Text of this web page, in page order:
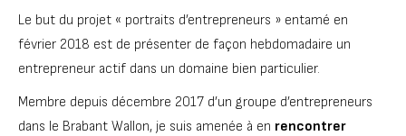
Le but du projet « portraits d’entrepreneurs » entamé en
février 2018 est de présenter de façon hebdomadaire un
entrepreneur actif dans un domaine bien particulier.
Membre depuis décembre 2017 d’un groupe d’entrepreneurs
dans le Brabant Wallon, je suis amenée à en rencontrer